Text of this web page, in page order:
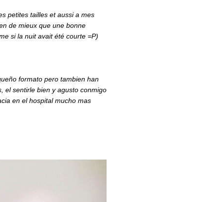
petites tailles et aussi a mes
de mieux que une bonne
si la nuit avait été courte =P)
formato pero tambien han
el sentirle bien y agusto conmigo
en el hospital mucho mas